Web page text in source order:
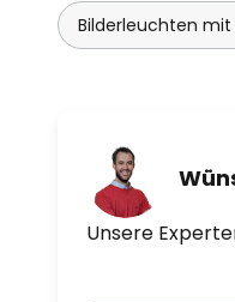
Bilderleuchten
Unsere